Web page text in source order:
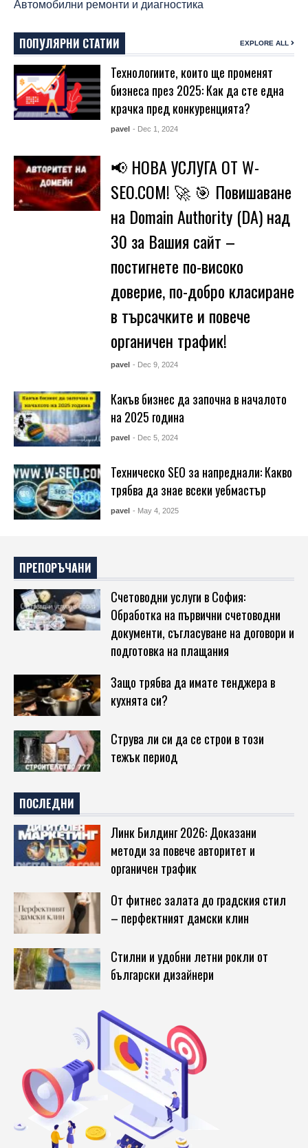
Автомобилни ремонти и диагностика
ПОПУЛЯРНИ СТАТИИ EXPLORE ALL
Технологиите, които ще променят
бизнеса през 2025: Как да сте една
крачка пред конкуренцията?
pavel - Dec 1, 2024
📢 НОВА УСЛУГА ОТ W-
SEO.COM! 🚀 🎯 Повишаване
на Domain Authority (DA) над
30 за Вашия сайт –
постигнете по-високо
доверие, по-добро класиране
в търсачките и повече
органичен трафик!
pavel - Dec 9, 2024
Какъв бизнес да започна в началото
на 2025 година
pavel - Dec 5, 2024
Техническо SEO за напреднали: Какво
трябва да знае всеки уебмастър
pavel - May 4, 2025
ПРЕПОРЪЧАНИ
Счетоводни услуги в София:
Обработка на първични счетоводни
документи, съгласуване на договори и
подготовка на плащания
Защо трябва да имате тенджера в
кухнята си?
Струва ли си да се строи в този
тежък период
ПОСЛЕДНИ
Линк Билдинг 2026: Доказани
методи за повече авторитет и
органичен трафик
От фитнес залата до градския стил
– перфектният дамски клин
Стилни и удобни летни рокли от
български дизайнери